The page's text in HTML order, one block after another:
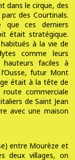
dans le cirque, des
des Courtinals.
que ces derniers
était stratégique.
à la vie de
comme leurs
hauteurs faciles à
futur Mont
était à la tête de
commerciale
de Saint Jean
avec une maison
entre Mourèze et
deux villages, on